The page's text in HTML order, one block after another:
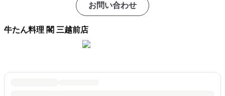
お問い合わせ
牛たん料理 閣 三越前店